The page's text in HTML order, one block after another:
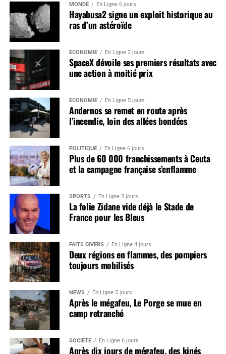
MONDE En Ligne 6 jours
Hayabusa2 signe un exploit historique au
ras d’un astéroïde
ÉCONOMIE En Ligne 2 jours
SpaceX dévoile ses premiers résultats avec
une action à moitié prix
ÉCONOMIE En Ligne 5 jours
Andernos se remet en route après
l’incendie, loin des allées bondées
POLITIQUE En Ligne 6 jours
Plus de 60 000 franchissements à Ceuta
et la campagne française s’enflamme
SPORTS En Ligne 5 jours
La folie Zidane vide déjà le Stade de
France pour les Bleus
FAITS DIVERS En Ligne 4 jours
Deux régions en flammes, des pompiers
toujours mobilisés
NEWS En Ligne 5 jours
Après le mégafeu, Le Porge se mue en
camp retranché
SOCIÉTÉ En Ligne 6 jours
Après dix jours de mégafeu, des kinés